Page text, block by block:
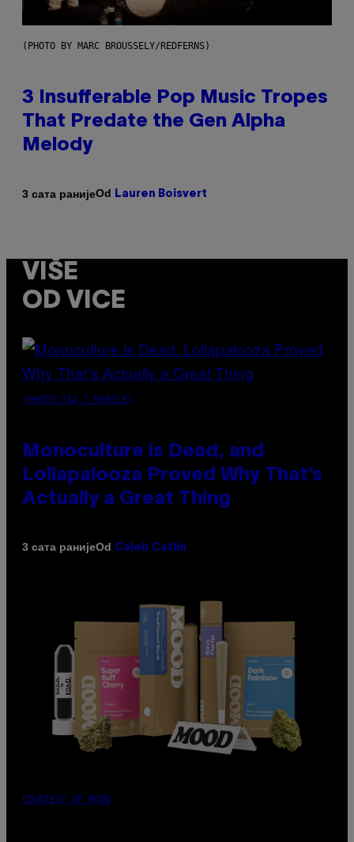
(PHOTO BY MARC BROUSSELY/REDFERNS)
3 Insufferable Pop Music Tropes
That Predate the Gen Alpha
Melody
3 сата ранијеOd Lauren Boisvert
VIŠE
OD VICE
(PHOTO VIA T-MOBILE)
Monoculture is Dead, and
Lollapalooza Proved Why That’s
Actually a Great Thing
3 сата ранијеOd Caleb Catlin
COURTESY OF MOOD